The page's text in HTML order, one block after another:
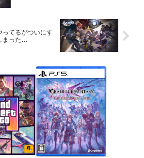
ってるがついにす
まった…